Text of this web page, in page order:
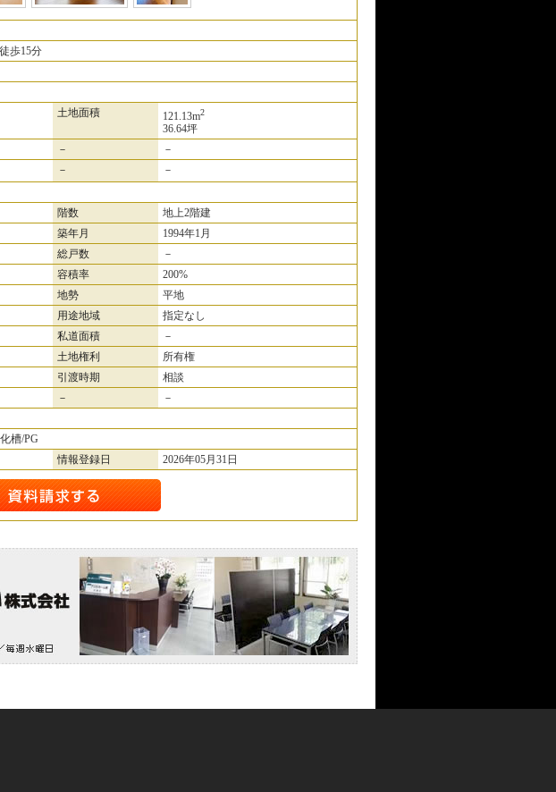
歩15分
土地面積 121.13m2
36.64坪
－
－
－
－
階数
地上2階建
築年月
1994年1月
総戸数
－
容積率
200%
地勢
平地
用途地域
指定なし
私道面積
－
土地権利
所有権
引渡時期
相談
－
－
槽/PG
情報登録日 2026年05月31日